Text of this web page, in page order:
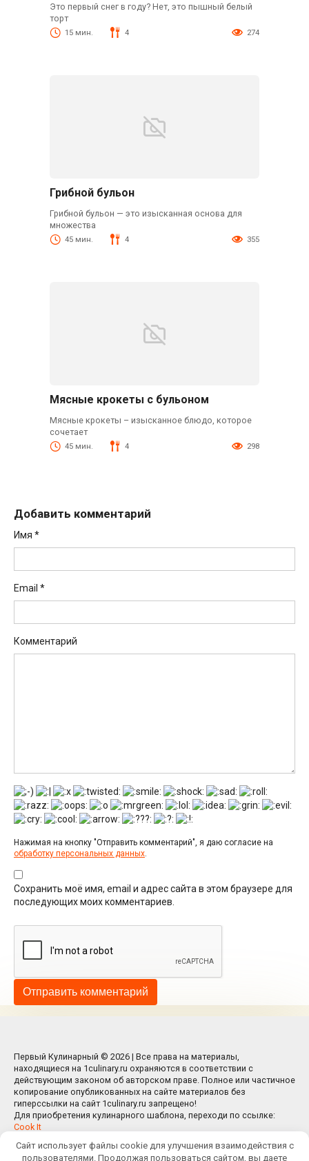
Это первый снег в году? Нет, это пышный белый
торт
15 мин. 4 274
Грибной бульон
Грибной бульон — это изысканная основа для
множества
45 мин. 4 355
Мясные крокеты с бульоном
Мясные крокеты – изысканное блюдо, которое
сочетает
45 мин. 4 298
Добавить комментарий
Имя *
Email *
Комментарий
Нажимая на кнопку "Отправить комментарий", я даю согласие на
обработку персональных данных
Сохранить моё имя, email и адрес сайта в этом браузере для
последующих моих комментариев.
Первый Кулинарный © 2026 | Все права на материалы,
находящиеся на 1culinary.ru охраняются в соответствии с
действующим законом об авторском праве. Полное или частичное
копирование опубликованных на сайте материалов без
гиперссылки на сайт 1culinary.ru запрещено!
Для приобретения кулинарного шаблона, переходи по ссылке:
Cook It
Сайт использует файлы cookie для улучшения взаимодействия с
пользователями. Продолжая пользоваться сайтом, вы даете